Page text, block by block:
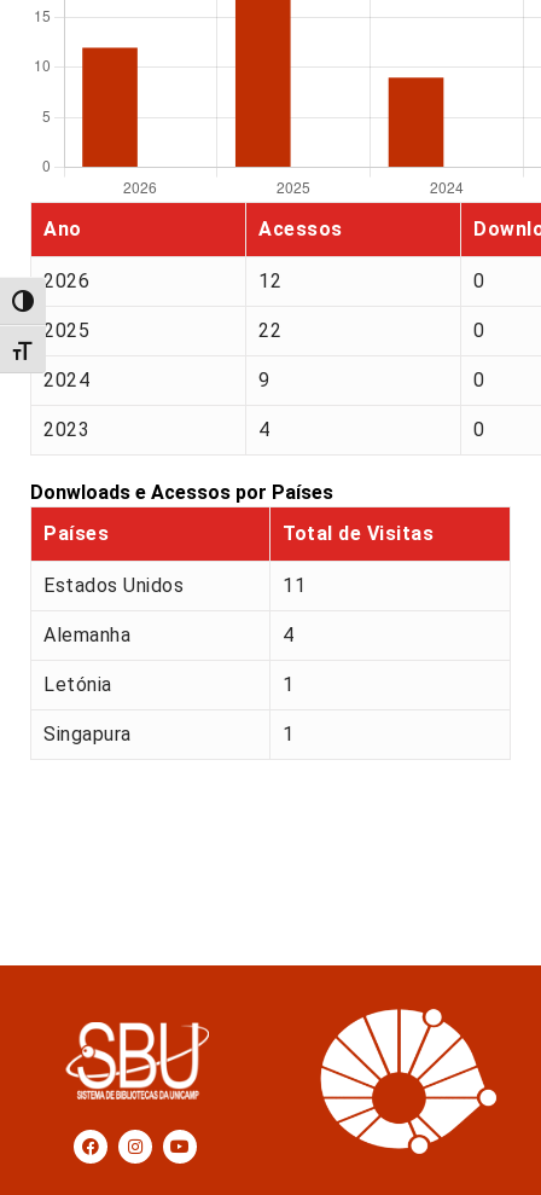
Alternar alto contraste
Alternar tamanho da fonte
Ano Acessos
2026 12 0
2025 22 0
2024 9 0
2023 4 0
Donwloads e Acessos por Países
Países
Total de Visitas
Estados Unidos 11
Alemanha 4
Letónia 1
Singapura 1